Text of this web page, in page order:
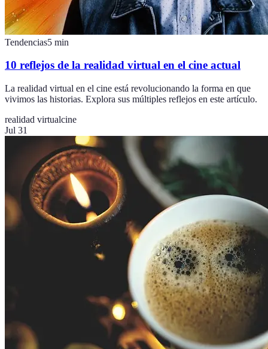
Tendencias5 min
10 reflejos de la realidad virtual en el cine actual
La realidad virtual en el cine está revolucionando la forma en que
vivimos las historias. Explora sus múltiples reflejos en este artículo.
realidad virtualcine
Jul 31